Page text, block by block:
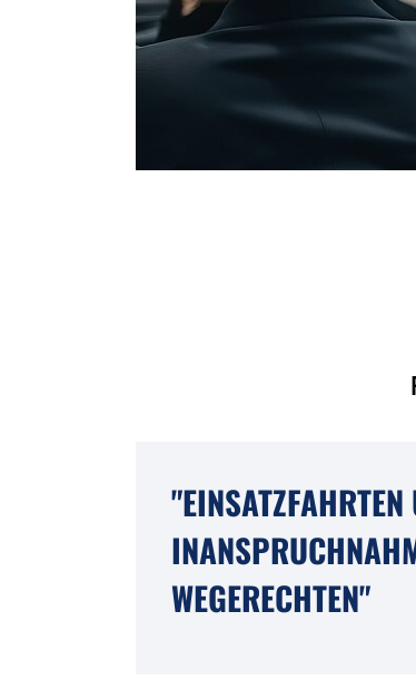
"EINSATZFAHRTEN
WEGERECHTEN"